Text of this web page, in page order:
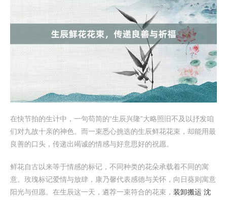
在快节拍的生计中，一句苟简的“生辰兴隆”大略照旧不及以抒发咱
们对九故十亲的神色。而一束悉心挑选的生辰鲜花花束，却能用最
良善的口头，传递出竭诚的情感与好意思好的祝愿。
鲜花自古以来等于情感的标记，不同种类的花朵承载着不同的寓
意。玫瑰标记爱情与放肆，康乃馨代表感德与关怀，向日葵则寓意
阳光与但愿。在生辰这一天，遴荐一束符合的花束， 装卸搬运 沈